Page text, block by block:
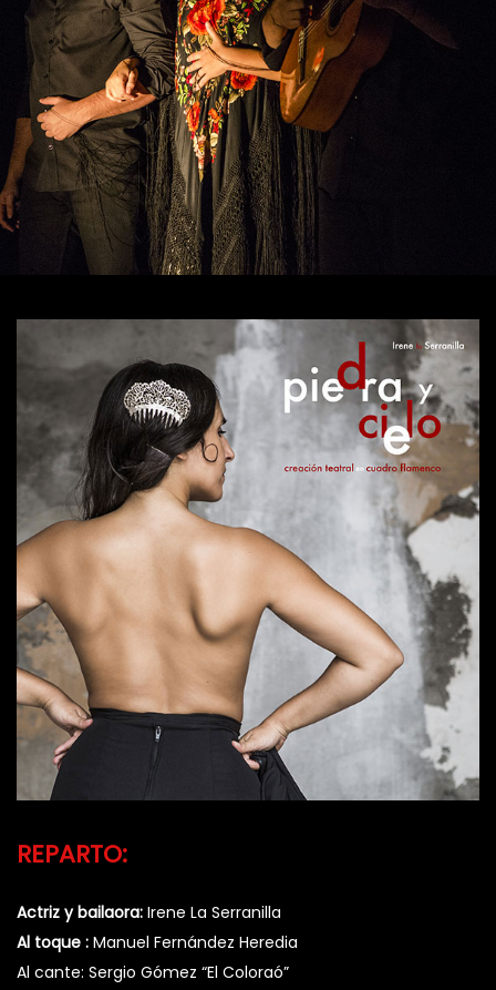
REPARTO:
Actriz y bailaora: Irene La Serranilla
Al toque : Manuel Fernández Heredia
Al cante: Sergio Gómez “El Coloraó”